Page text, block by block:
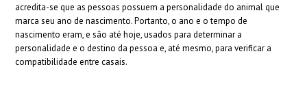
acredita-se que as pessoas possuem a personalidade do animal que
marca seu ano de nascimento.Portanto, o ano e o tempo de
nascimento eram, e são até hoje, usados ​​para determinar a
personalidade e o destino da pessoa e, até mesmo, para verificar a
compatibilidade entre casais.